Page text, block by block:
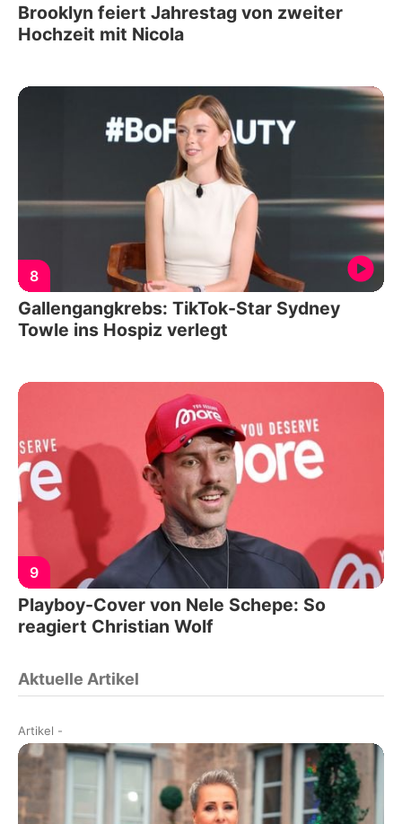
Brooklyn feiert Jahrestag von zweiter
Hochzeit mit Nicola
8
Gallengangkrebs: TikTok-Star Sydney
Towle ins Hospiz verlegt
9
Playboy-Cover von Nele Schepe: So
reagiert Christian Wolf
Aktuelle Artikel
Artikel -